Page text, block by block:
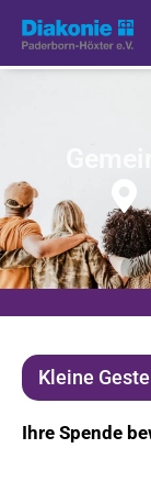
Kleine
Ihre Spende